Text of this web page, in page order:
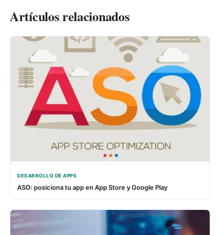
Artículos relacionados
DESARROLLO DE APPS
ASO: posiciona tu app en App Store y Google Play